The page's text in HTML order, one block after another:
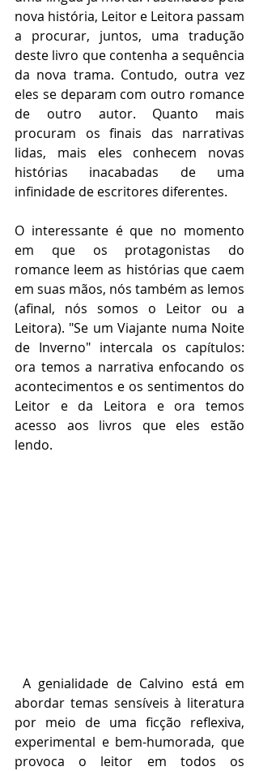
nova história, Leitor e Leitora passam
a procurar, juntos, uma tradução
deste livro que contenha a sequência
da nova trama. Contudo, outra vez
eles se deparam com outro romance
de outro autor. Quanto mais
procuram os finais das narrativas
lidas, mais eles conhecem novas
histórias inacabadas de uma
infinidade de escritores diferentes.
O interessante é que no momento
em que os protagonistas do
romance leem as histórias que caem
em suas mãos, nós também as lemos
(afinal, nós somos o Leitor ou a
Leitora). "Se um Viajante numa Noite
de Inverno" intercala os capítulos:
ora temos a narrativa enfocando os
acontecimentos e os sentimentos do
Leitor e da Leitora e ora temos
acesso aos livros que eles estão
lendo.
abordar temas sensíveis à literatura
por meio de uma ficção reflexiva,
experimental e bem-humorada, que
provoca o leitor em todos os